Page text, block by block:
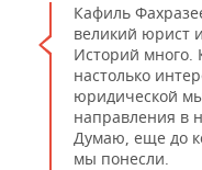
Кафиль
великий юрист
Историй
настолько
юридической
направления в
Думаю, еще до
мы понесли.